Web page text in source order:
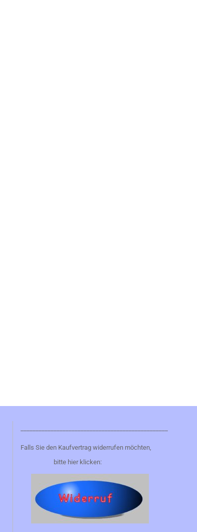
Falls Sie den Kaufvertrag widerrufen möchten,
bitte hier klicken: